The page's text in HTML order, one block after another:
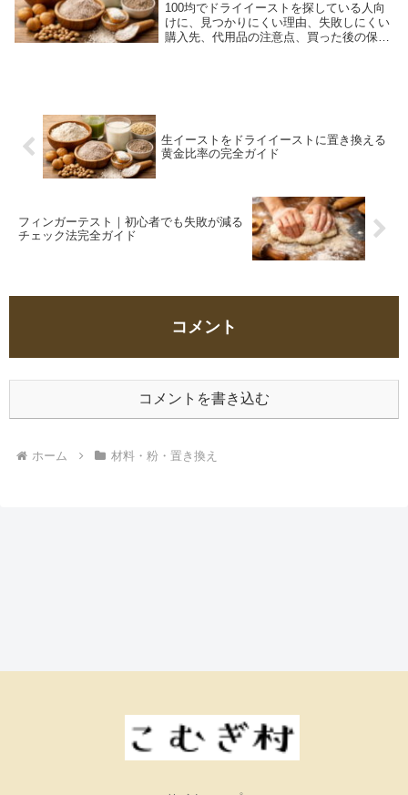
100均でドライイーストを探している人向
けに、見つかりにくい理由、失敗しにくい
購入先、代用品の注意点、買った後の保存
生イーストをドライイーストに置き換える
黄金比率の完全ガイド
フィンガーテスト｜初心者でも失敗が減る
チェック法完全ガイド
コメント
コメントを書き込む
ホーム 材料・粉・置き換え